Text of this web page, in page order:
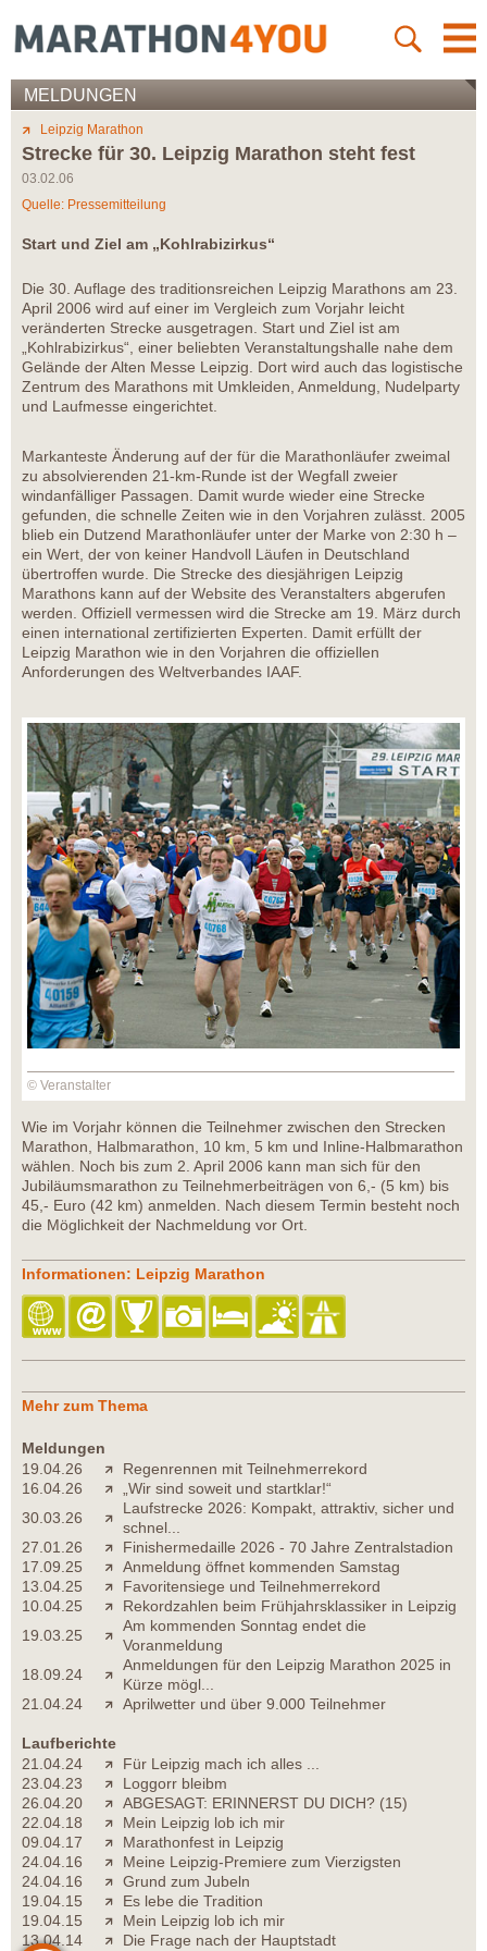
MELDUNGEN
Leipzig Marathon
Strecke für 30. Leipzig Marathon steht fest
03.02.06
Quelle: Pressemitteilung
Start und Ziel am „Kohlrabizirkus“
Die 30. Auflage des traditionsreichen Leipzig Marathons am 23.
April 2006 wird auf einer im Vergleich zum Vorjahr leicht
veränderten Strecke ausgetragen. Start und Ziel ist am
„Kohlrabizirkus“, einer beliebten Veranstaltungshalle nahe dem
Gelände der Alten Messe Leipzig. Dort wird auch das logistische
Zentrum des Marathons mit Umkleiden, Anmeldung, Nudelparty
und Laufmesse eingerichtet.
Markanteste Änderung auf der für die Marathonläufer zweimal
zu absolvierenden 21-km-Runde ist der Wegfall zweier
windanfälliger Passagen. Damit wurde wieder eine Strecke
gefunden, die schnelle Zeiten wie in den Vorjahren zulässt. 2005
blieb ein Dutzend Marathonläufer unter der Marke von 2:30 h –
ein Wert, der von keiner Handvoll Läufen in Deutschland
übertroffen wurde. Die Strecke des diesjährigen Leipzig
Marathons kann auf der Website des Veranstalters abgerufen
werden. Offiziell vermessen wird die Strecke am 19. März durch
einen international zertifizierten Experten. Damit erfüllt der
Leipzig Marathon wie in den Vorjahren die offiziellen
Anforderungen des Weltverbandes IAAF.
© Veranstalter
Wie im Vorjahr können die Teilnehmer zwischen den Strecken
Marathon, Halbmarathon, 10 km, 5 km und Inline-Halbmarathon
wählen. Noch bis zum 2. April 2006 kann man sich für den
Jubiläumsmarathon zu Teilnehmerbeiträgen von 6,- (5 km) bis
45,- Euro (42 km) anmelden. Nach diesem Termin besteht noch
die Möglichkeit der Nachmeldung vor Ort.
Informationen: Leipzig Marathon
Mehr zum Thema
Meldungen
19.04.26
Regenrennen mit Teilnehmerrekord
16.04.26
„Wir sind soweit und startklar!“
30.03.26
Laufstrecke 2026: Kompakt, attraktiv, sicher und
schnel...
27.01.26
Finishermedaille 2026 - 70 Jahre Zentralstadion
17.09.25
Anmeldung öffnet kommenden Samstag
13.04.25
Favoritensiege und Teilnehmerrekord
10.04.25
Rekordzahlen beim Frühjahrsklassiker in Leipzig
19.03.25
Am kommenden Sonntag endet die
Voranmeldung
18.09.24
Anmeldungen für den Leipzig Marathon 2025 in
Kürze mögl...
21.04.24
Aprilwetter und über 9.000 Teilnehmer
Laufberichte
21.04.24
Für Leipzig mach ich alles ...
23.04.23
Loggorr bleibm
26.04.20
ABGESAGT: ERINNERST DU DICH? (15)
22.04.18
Mein Leipzig lob ich mir
09.04.17
Marathonfest in Leipzig
24.04.16
Meine Leipzig-Premiere zum Vierzigsten
24.04.16
Grund zum Jubeln
19.04.15
Es lebe die Tradition
19.04.15
Mein Leipzig lob ich mir
13.04.14
Die Frage nach der Hauptstadt